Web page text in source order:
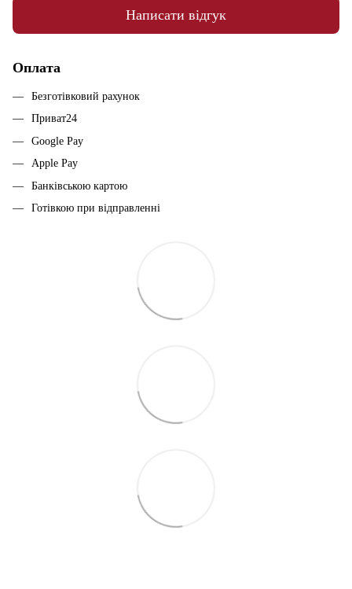
Написати відгук
Оплата
Безготівковий рахунок
Приват24
Google Pay
Apple Pay
Банківською картою
Готівкою при відправленні